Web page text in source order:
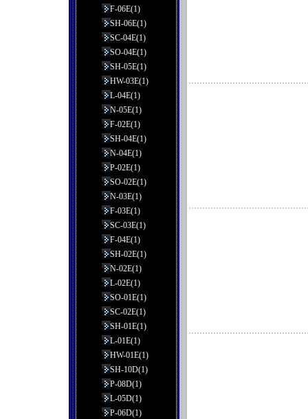
F-06E(1)
SH-06E(1)
SC-04E(1)
SO-04E(1)
SH-05E(1)
HW-03E(1)
L-04E(1)
N-05E(1)
F-02E(1)
SH-04E(1)
N-04E(1)
P-02E(1)
SO-02E(1)
N-03E(1)
F-03E(1)
SC-03E(1)
F-04E(1)
SH-02E(1)
N-02E(1)
L-02E(1)
SO-01E(1)
SC-02E(1)
SH-01E(1)
L-01E(1)
HW-01E(1)
SH-10D(1)
P-08D(1)
L-05D(1)
P-06D(1)